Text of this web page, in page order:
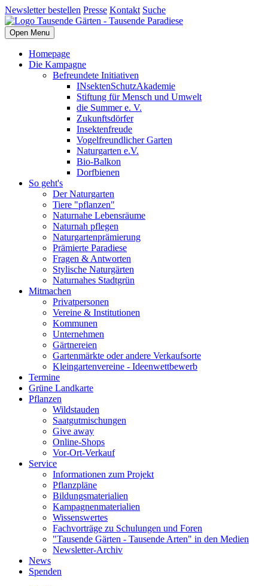
Newsletter bestellen Presse Kontakt Suche
Open Menu
Homepage
Die Kampagne
Befreundete Initiativen
INsektenSchutzAkademie
Stiftung für Mensch und Umwelt
die Summer e. V.
Zukunftsdörfer
Insektenfreude
Vogelfreundlicher Garten
Naturgarten e.V.
Bio-Balkon
Dorfbienen
So geht's
Der Naturgarten
Tiere "pflanzen"
Naturnahe Lebensräume
Naturnah pflegen
Naturgartenprämierung
Prämierte Paradiese
Fragen & Antworten
Stylische Naturgärten
Naturnahes Stadtgrün
Mitmachen
Privatpersonen
Vereine & Institutionen
Kommunen
Unternehmen
Gärtnereien
Gartenmärkte oder andere Verkaufsorte
Kleingartenvereine - Ideenwettbewerb
Termine
Grüne Landkarte
Pflanzen
Wildstauden
Saatgutmischungen
Give away
Online-Shops
Vor-Ort-Verkauf
Service
Informationen zum Projekt
Pflanzpläne
Bildungsmaterialien
Kampagnenmaterialien
Wissenswertes
Fachvorträge zu Schulungen und Foren
"Tausende Gärten - Tausende Arten" in den Medien
Newsletter-Archiv
News
Spenden